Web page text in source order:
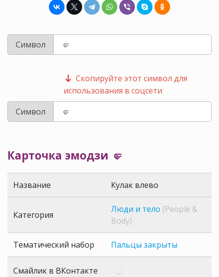
Символ
Скопируйте этот символ для
использования в соцсети
Символ
Карточка эмодзи 🤛
Название Кулак влево
Категория
Люди и тело (People &
Body)
Тематический набор Пальцы закрыты
Смайлик в ВКонтакте